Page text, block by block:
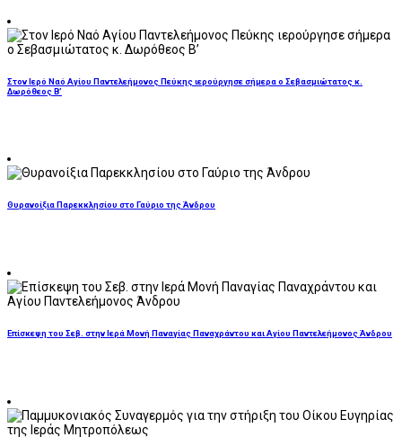
Στον Ιερό Ναό Αγίου Παντελεήμονος Πεύκης ιερούργησε σήμερα ο Σεβασμιώτατος κ.
Δωρόθεος Β’
Θυρανοίξια Παρεκκλησίου στο Γαύριο της Άνδρου
Επίσκεψη του Σεβ. στην Ιερά Μονή Παναγίας Παναχράντου και Αγίου Παντελεήμονος Άνδρου